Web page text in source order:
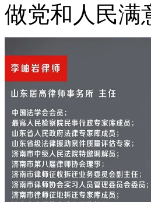
做党和人民满